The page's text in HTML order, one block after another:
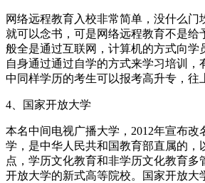
网络远程教育入校非常简单，没什么门
就可以念书，可是网络远程教育不是给
般全是通过互联网，计算机的方式向学
自身通过通过自学的方式来学习培训，
中同样学历的考生可以报考高升专，往
4、国家开放大学
本名中间电视广播大学，2012年宣布改
学，是中华人民共和国教育部直属的，
点，学历文化教育和非学历文化教育多
开放大学的新式高等院校。国家开放大